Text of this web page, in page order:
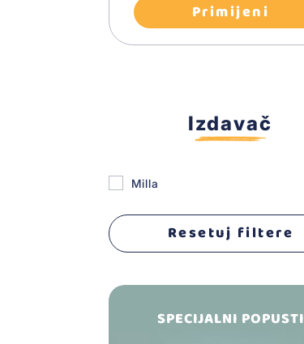
Školski setovi
Mušema za likovno
Hemijske olovke
Školski program
Primijeni
Izdavač
Milla
Resetuj filtere
SPECIJALNI POPUSTI